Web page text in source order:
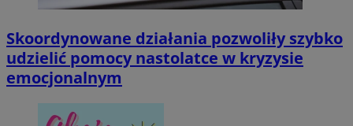
Skoordynowane działania pozwoliły szybko
udzielić pomocy nastolatce w kryzysie
emocjonalnym